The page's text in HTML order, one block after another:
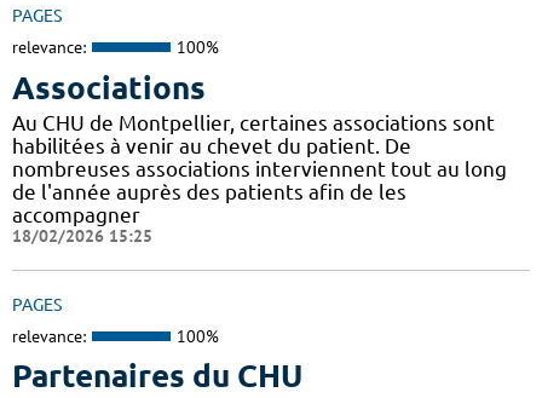
PAGES
relevance: 100%
Associations
Au CHU de Montpellier, certaines associations sont
habilitées à venir au chevet du patient. De
nombreuses associations interviennent tout au long
de l'année auprès des patients afin de les
accompagner
18/02/2026 15:25
PAGES
relevance: 100%
Partenaires du CHU